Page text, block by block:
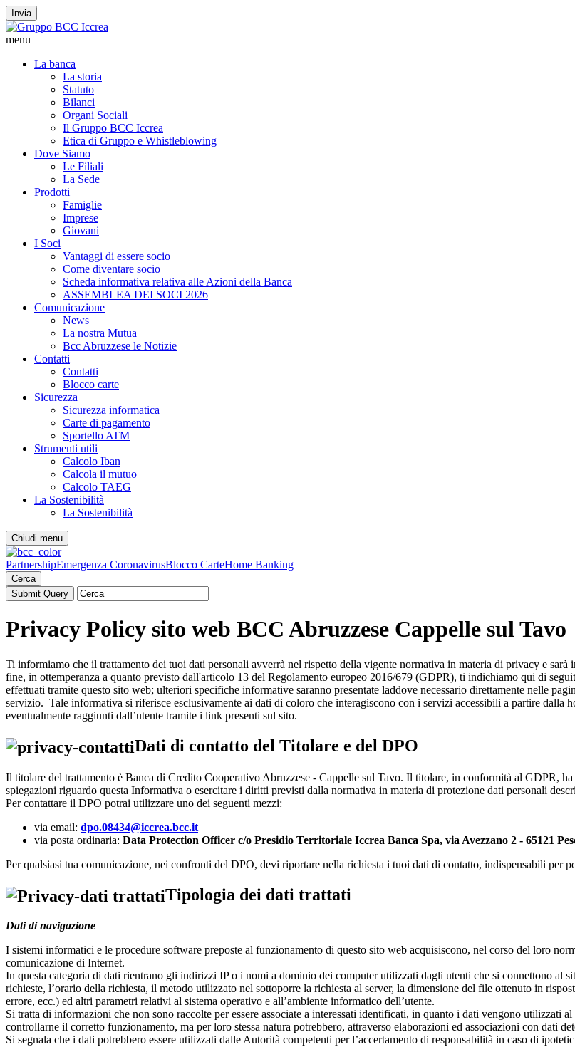
Invia
menu
La banca
La storia
Statuto
Bilanci
Organi Sociali
Il Gruppo BCC Iccrea
Etica di Gruppo e Whistleblowing
Dove Siamo
Le Filiali
La Sede
Prodotti
Famiglie
Imprese
Giovani
I Soci
Vantaggi di essere socio
Come diventare socio
Scheda informativa relativa alle Azioni della Banca
ASSEMBLEA DEI SOCI 2026
Comunicazione
News
La nostra Mutua
Bcc Abruzzese le Notizie
Contatti
Contatti
Blocco carte
Sicurezza
Sicurezza informatica
Carte di pagamento
Sportello ATM
Strumenti utili
Calcolo Iban
Calcola il mutuo
Calcolo TAEG
La Sostenibilità
La Sostenibilità
Chiudi menu
PartnershipEmergenza CoronavirusBlocco CarteHome Banking
Cerca
Privacy Policy sito web BCC Abruzzese Cappelle sul Tavo
Ti informiamo che il trattamento dei tuoi dati personali avverrà nel rispetto della vigente normativa in materia di privacy e
fine, in ottemperanza a quanto previsto dall'articolo 13 del Regolamento europeo 2016/679 (GDPR), ti indichiamo qui di
effettuati tramite questo sito web; ulteriori specifiche informative saranno presentate laddove necessario direttamente nelle
servizio. Tale informativa si riferisce esclusivamente ai dati di coloro che interagiscono con i servizi accessibili a partire dalla
eventualmente raggiunti dall’utente tramite i link presenti sul sito.
Dati di contatto del Titolare e del DPO
Il titolare del trattamento è Banca di Credito Cooperativo Abruzzese - Cappelle sul Tavo. Il titolare, in conformità al GDPR,
spiegazioni riguardo questa Informativa o esercitare i diritti previsti dalla normativa in materia di protezione dati personali
Per contattare il DPO potrai utilizzare uno dei seguenti mezzi:
via email: dpo.08434@iccrea.bcc.it
via posta ordinaria: Data Protection Officer c/o Presidio Territoriale Iccrea Banca Spa, via Avezzano 2 - 65121
Per qualsiasi tua comunicazione, nei confronti del DPO, devi riportare nella richiesta i tuoi dati di contatto, indispensabili per
Tipologia dei dati trattati
Dati di navigazione
I sistemi informatici e le procedure software preposte al funzionamento di questo sito web acquisiscono, nel corso del loro
comunicazione di Internet.
In questa categoria di dati rientrano gli indirizzi IP o i nomi a dominio dei computer utilizzati dagli utenti che si connettono
richieste, l’orario della richiesta, il metodo utilizzato nel sottoporre la richiesta al server, la dimensione del file ottenuto in
errore, ecc.) ed altri parametri relativi al sistema operativo e all’ambiente informatico dell’utente.
Si tratta di informazioni che non sono raccolte per essere associate a interessati identificati, in quanto i dati vengono utilizzati
controllarne il corretto funzionamento, ma per loro stessa natura potrebbero, attraverso elaborazioni ed associazioni con dati
Si segnala che i dati potrebbero essere utilizzati dalle Autorità competenti per l’accertamento di responsabilità in caso di